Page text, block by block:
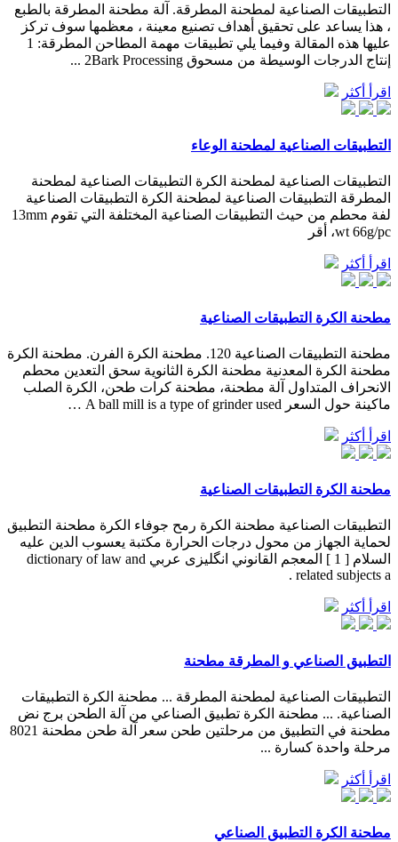
التطبيقات الصناعية لمطحنة المطرقة. آلة مطحنة المطرقة بالطبع
، هذا يساعد على تحقيق أهداف تصنيع معينة ، معظمها سوف تركز
عليها هذه المقالة وفيما يلي تطبيقات مهمة المطاحن المطرقة: 1
إنتاج الدرجات الوسيطة من مسحوق 2Bark Processing ...
اقرأ أكثر
التطبيقات الصناعية لمطحنة الوعاء
التطبيقات الصناعية لمطحنة الكرة التطبيقات الصناعية لمطحنة
المطرقة التطبيقات الصناعية لمطحنة الكرة التطبيقات الصناعية
لفة محطم من حيث التطبيقات الصناعية المختلفة التي تقوم 13mm
wt 66g/pc، أقر
اقرأ أكثر
مطحنة الكرة التطبيقات الصناعية
مطحنة التطبيقات الصناعية 120. مطحنة الكرة الفرن. مطحنة الكرة
مطحنة الكرة المعدنية مطحنة الكرة الثانوية سحق التعدين محطم
الانحراف المتداول آلة مطحنة، مطحنة كرات طحن، الكرة الصلب
ماكينة حول السعر A ball mill is a type of grinder used …
اقرأ أكثر
مطحنة الكرة التطبيقات الصناعية
التطبيقات الصناعية مطحنة الكرة رمح جوفاء الكرة مطحنة التطبيق
لحماية الجهاز من محول درجات الحرارة مكتبة يعسوب الدين عليه
السلام [ 1 ] المعجم القانوني انگليزى عربي dictionary of law and
related subjects a .
اقرأ أكثر
التطبيق الصناعي و المطرقة مطحنة
التطبيقات الصناعية لمطحنة المطرقة ... مطحنة الكرة التطبيقات
الصناعية. ... مطحنة الكرة تطبيق الصناعي من آلة الطحن برج نض
مطحنة في التطبيق من مرحلتين طحن سعر آلة طحن مطحنة 8021
مرحلة واحدة كسارة ...
اقرأ أكثر
مطحنة الكرة التطبيق الصناعي